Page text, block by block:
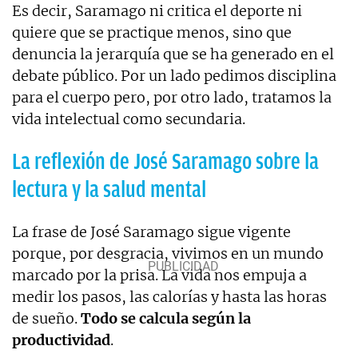
Es decir, Saramago ni critica el deporte ni
quiere que se practique menos, sino que
denuncia la jerarquía que se ha generado en el
debate público. Por un lado pedimos disciplina
para el cuerpo pero, por otro lado, tratamos la
vida intelectual como secundaria.
La reflexión de José Saramago sobre la
lectura y la salud mental
La frase de José Saramago sigue vigente
porque, por desgracia, vivimos en un mundo
marcado por la prisa. La vida nos empuja a
medir los pasos, las calorías y hasta las horas
de sueño.Todo se calcula según la
productividad.